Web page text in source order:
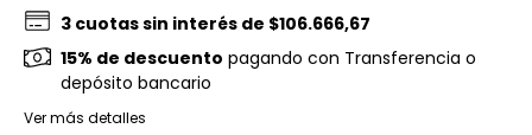
3 cuotas sin interés de $106.666,67
15% de descuento pagando con Transferencia o
depósito bancario
Ver más detalles